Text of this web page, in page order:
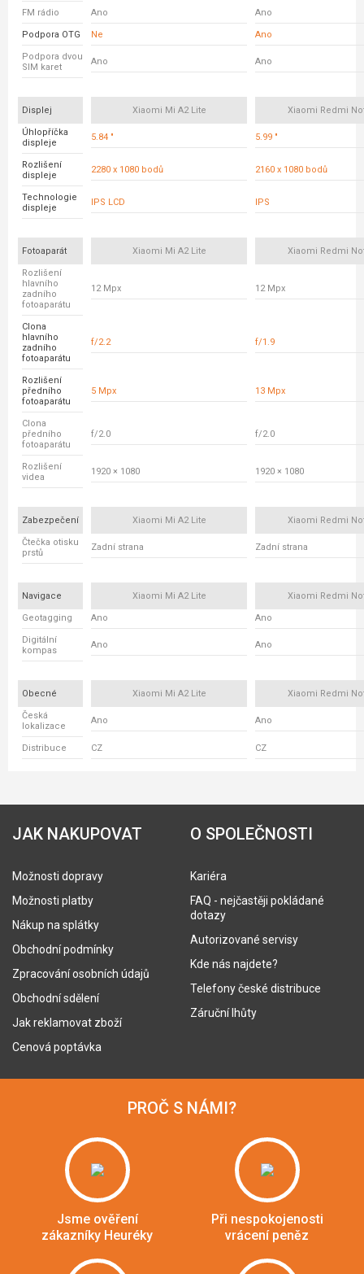
FM rádio Ano Ano
Podpora OTG Ne Ano
Podpora dvou
SIM karet
Ano Ano
Displej Xiaomi Mi A2 Lite Xiaomi Redmi
Úhlopříčka
displeje
5.84 " 5.99 "
Rozlišení
displeje
2280 x 1080 bodů 2160 x 1080 bodů
Technologie
displeje
IPS LCD IPS
Fotoaparát Xiaomi Mi A2 Lite Xiaomi Redmi
Rozlišení
hlavního
zadního
fotoaparátu
12 Mpx 12 Mpx
Clona
hlavního
zadního
fotoaparátu
f/2.2 f/1.9
Rozlišení
předního
fotoaparátu
5 Mpx 13 Mpx
Clona
předního
fotoaparátu
f/2.0 f/2.0
Rozlišení
videa
1920 × 1080 1920 × 1080
Zabezpečení Xiaomi Mi A2 Lite Xiaomi Redmi
Čtečka otisku
prstů
Zadní strana Zadní strana
Navigace Xiaomi Mi A2 Lite Xiaomi Redmi
Geotagging Ano Ano
Digitální
kompas
Ano Ano
Obecné Xiaomi Mi A2 Lite Xiaomi Redmi
Česká
lokalizace
Ano Ano
Distribuce CZ CZ
JAK NAKUPOVAT
Možnosti dopravy
Možnosti platby
Nákup na splátky
Obchodní podmínky
Zpracování osobních údajů
Obchodní sdělení
Jak reklamovat zboží
Cenová poptávka
O SPOLEČNOSTI
Kariéra
FAQ - nejčastěji pokládané
dotazy
Autorizované servisy
Kde nás najdete?
Telefony české distribuce
Záruční lhůty
PROČ S NÁMI?
Jsme ověření
zákazníky Heuréky
Při nespokojenosti
vrácení peněz